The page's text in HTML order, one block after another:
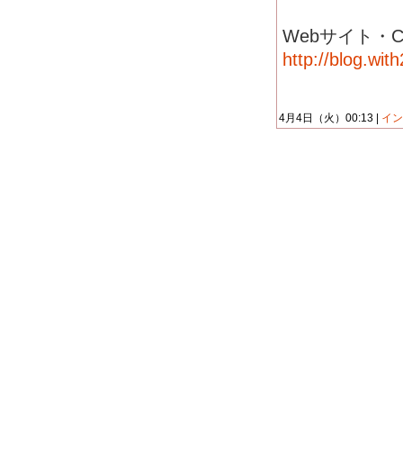
Webサイト・
http://
4月4日（火）00:13 | イ